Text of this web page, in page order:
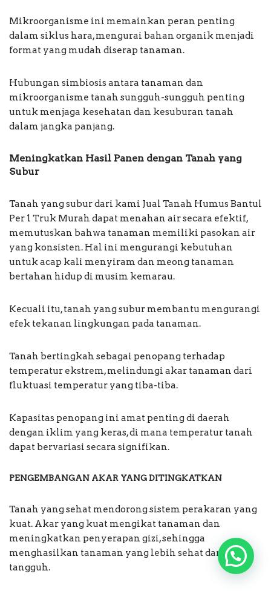
Mikroorganisme ini memainkan peran penting
dalam siklus hara, mengurai bahan organik menjadi
format yang mudah diserap tanaman.
Hubungan simbiosis antara tanaman dan
mikroorganisme tanah sungguh-sungguh penting
untuk menjaga kesehatan dan kesuburan tanah
dalam jangka panjang.
Meningkatkan Hasil Panen dengan Tanah yang
Subur
Tanah yang subur dari kami Jual Tanah Humus Bantul
Per 1 Truk Murah dapat menahan air secara efektif,
memutuskan bahwa tanaman memiliki pasokan air
yang konsisten. Hal ini mengurangi kebutuhan
untuk acap kali menyiram dan meong tanaman
bertahan hidup di musim kemarau.
Kecuali itu, tanah yang subur membantu mengurangi
efek tekanan lingkungan pada tanaman.
Tanah bertingkah sebagai penopang terhadap
temperatur ekstrem, melindungi akar tanaman dari
fluktuasi temperatur yang tiba-tiba.
Kapasitas penopang ini amat penting di daerah
dengan iklim yang keras, di mana temperatur tanah
dapat bervariasi secara signifikan.
PENGEMBANGAN AKAR YANG DITINGKATKAN
Tanah yang sehat mendorong sistem perakaran yang
kuat. Akar yang kuat mengikat tanaman dan
meningkatkan penyerapan gizi, sehingga
menghasilkan tanaman yang lebih sehat dan
tangguh.